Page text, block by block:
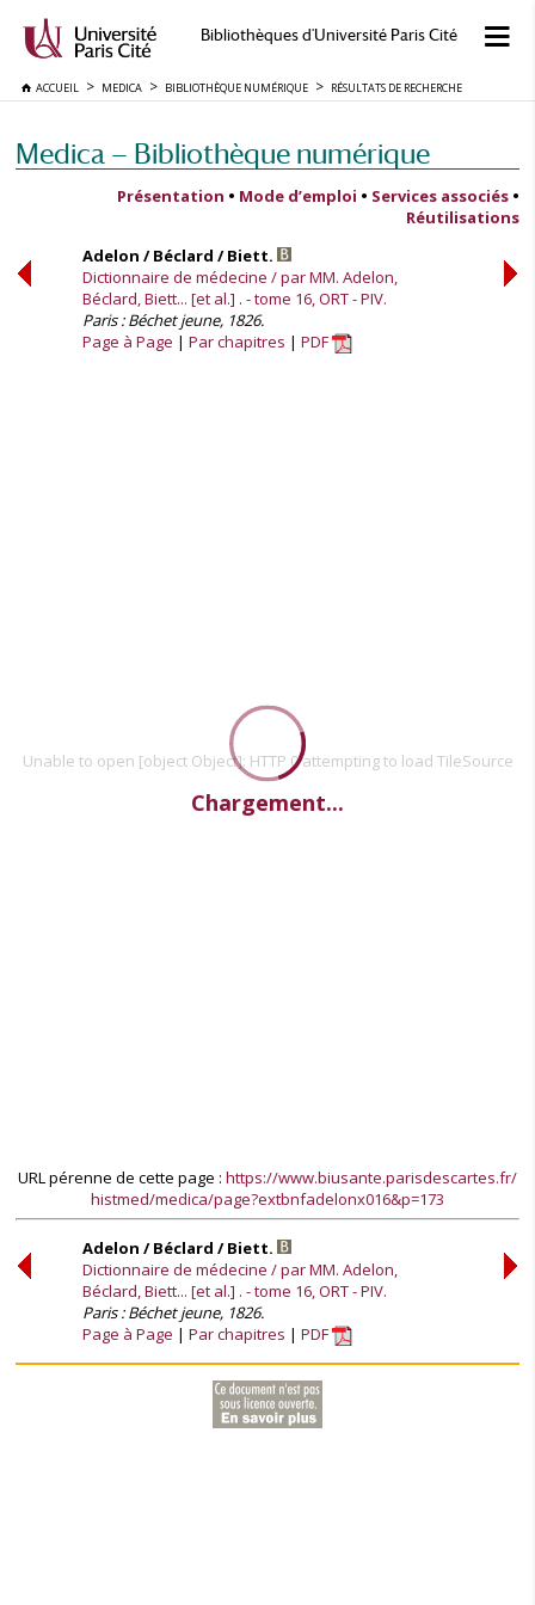
Bibliothèques d'Université Paris Cité
ACCUEIL MEDICA BIBLIOTHÈQUE NUMÉRIQUE RÉSULTATS DE RECHERCHE
Medica — Bibliothèque numérique
Présentation • Mode d’emploi • Services associés •
Réutilisations
Adelon / Béclard / Biett.
Dictionnaire de médecine / par MM. Adelon,
Béclard, Biett... [et al.] . - tome 16, ORT - PIV.
Paris : Béchet jeune, 1826.
Page à Page
Par chapitres PDF
Unable to open [object Object]: HTTP 0 attempting to load TileSource
Chargement...
URL pérenne de cette page : https://www.biusante.parisdescartes.fr/
histmed/medica/page?extbnfadelonx016&p=173
Adelon / Béclard / Biett.
Dictionnaire de médecine / par MM. Adelon,
Béclard, Biett... [et al.] . - tome 16, ORT - PIV.
Paris : Béchet jeune, 1826.
Page à Page
Par chapitres PDF